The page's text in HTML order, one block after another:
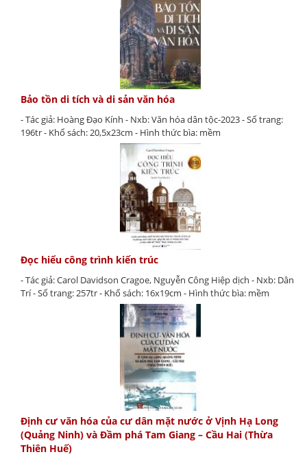
Bảo tồn di tích và di sản văn hóa
- Tác giả: Hoàng Đạo Kính - Nxb: Văn hóa dân tộc-2023 - Số trang:
196tr - Khổ sách: 20,5x23cm - Hình thức bìa: mềm
Đọc hiểu công trình kiến trúc
- Tác giả: Carol Davidson Cragoe, Nguyễn Công Hiệp dịch - Nxb: Dân
Trí - Số trang: 257tr - Khổ sách: 16x19cm - Hình thức bìa: mềm
Định cư văn hóa của cư dân mặt nước ở Vịnh Hạ Long
(Quảng Ninh) và Đầm phá Tam Giang – Cầu Hai (Thừa
Thiên Huế)